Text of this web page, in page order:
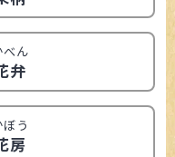
べん
弁
ぼう
房